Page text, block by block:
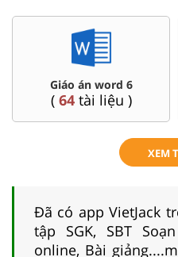
Đề thi HSG 6
(4tài liệu )
XEM
Đã có app VietJack
tập SGK, SBT
online, Bài